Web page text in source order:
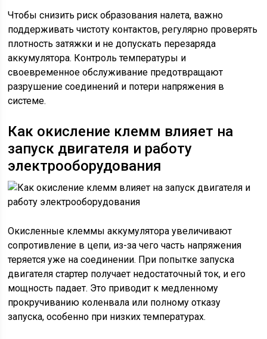
Чтобы снизить риск образования налета, важно
поддерживать чистоту контактов, регулярно проверять
плотность затяжки и не допускать перезаряда
аккумулятора. Контроль температуры и
своевременное обслуживание предотвращают
разрушение соединений и потери напряжения в
системе.
Как окисление клемм влияет на
запуск двигателя и работу
электрооборудования
Окисленные клеммы аккумулятора увеличивают
сопротивление в цепи, из-за чего часть напряжения
теряется уже на соединении. При попытке запуска
двигателя стартер получает недостаточный ток, и его
мощность падает. Это приводит к медленному
прокручиванию коленвала или полному отказу
запуска, особенно при низких температурах.